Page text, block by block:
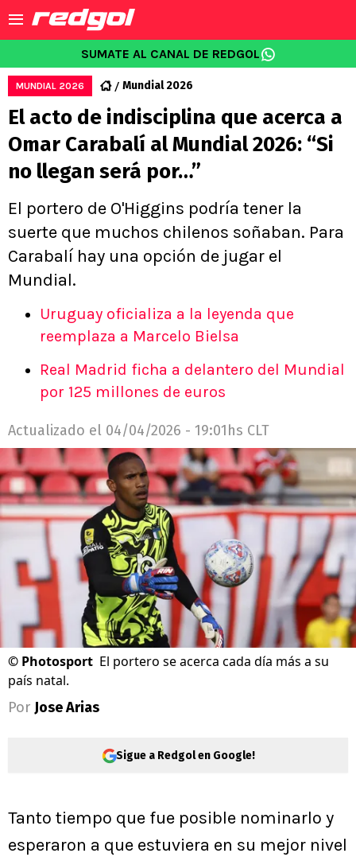
SUMATE AL CANAL DE REDGOL
MUNDIAL 2026 Mundial 2026
El acto de indisciplina que acerca a
Omar Carabalí al Mundial 2026: “Si
no llegan será por…”
El portero de O'Higgins podría tener la
suerte que muchos chilenos soñaban. Para
Carabalí hay una opción de jugar el
Mundial.
Uruguay oficializa a la leyenda que
reemplaza a Marcelo Bielsa
Real Madrid ficha a delantero del Mundial
por 125 millones de euros
Actualizado el 04/04/2026 - 19:01hs CLT
© Photosport El portero se acerca cada día más a su
país natal.
Por Jose Arias
Sigue a Redgol en Google!
Tanto tiempo que fue posible nominarlo y
esperaron a que estuviera en su mejor nivel